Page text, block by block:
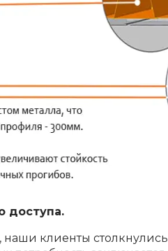
доступа.
клиенты